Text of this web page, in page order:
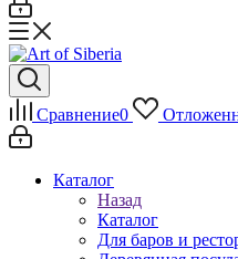
Сравнение0
Каталог
Назад
Каталог
Для баров и